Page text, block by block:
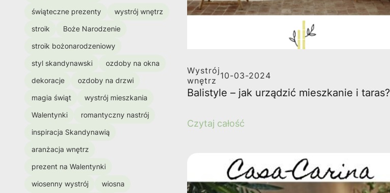
świąteczne prezenty
wystrój wnętrz
stroik
Boże Narodzenie
stroik bożonarodzeniowy
styl skandynawski
ozdoby na okna
dekoracje
ozdoby na drzwi
magia świąt
wystrój mieszkania
Walentynki
romantyczny nastrój
inspiracja Skandynawią
aranżacja wnętrz
prezent na Walentynki
wiosenny wystrój
wiosna
Wystrój
wnętrz 10-03-2024
Balistyle – jak urządzić mieszkanie i taras?
Czytaj całość